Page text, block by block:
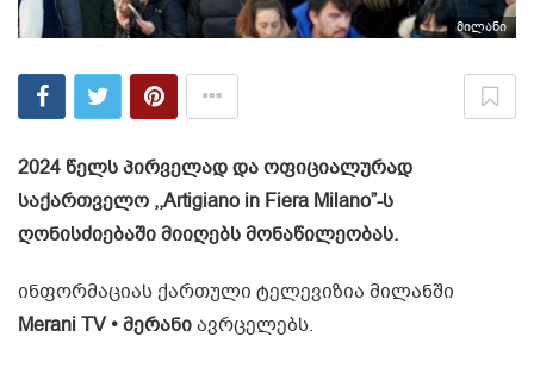
მილანი
2024 წელს პირველად და ოფიციალურად
საქართველო ,,Artigiano in Fiera Milano”-ს
ღონისძიებაში მიიღებს მონაწილეობას.
ინფორმაციას ქართული ტელევიზია მილანში
Merani TV • მერანიავრცელებს.